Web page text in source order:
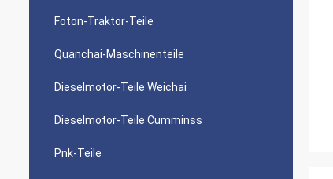
Foton-Traktor-Teile
Quanchai-Maschinenteile
Dieselmotor-Teile Weichai
Dieselmotor-Teile Cumminss
Pnk-Teile